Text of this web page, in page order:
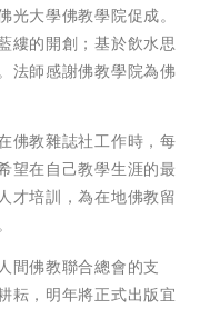
大學佛教學院促成。
縷的開創；基於飲水思
法師感謝佛教學院為佛
佛教雜誌社工作時，每
望在自己教學生涯的最
才培訓，為在地佛教留
間佛教聯合總會的支
耘，明年將正式出版宜